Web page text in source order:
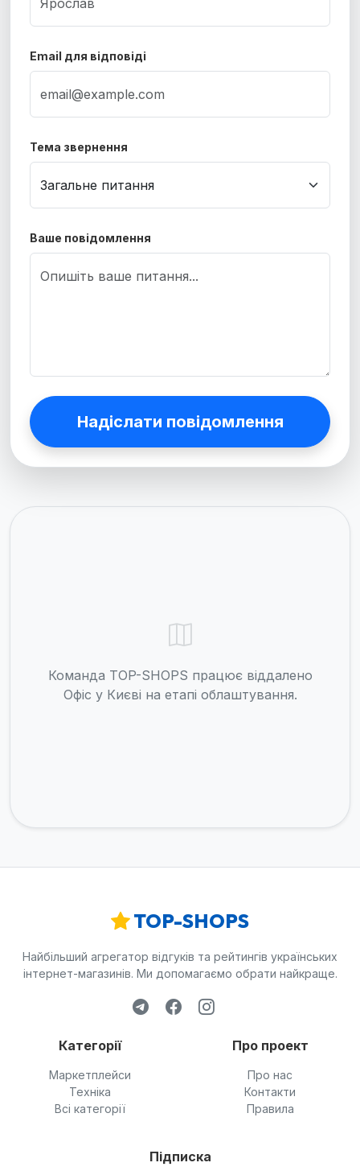
Email для відповіді
Тема звернення
Ваше повідомлення
Надіслати повідомлення
Команда TOP-SHOPS працює віддалено
Офіс у Києві на етапі облаштування.
TOP-SHOPS
Найбільший агрегатор відгуків та рейтингів українських
інтернет-магазинів. Ми допомагаємо обрати найкраще.
Категорії
Маркетплейси
Техніка
Всі категорії
Про проект
Про нас
Контакти
Правила
Підписка